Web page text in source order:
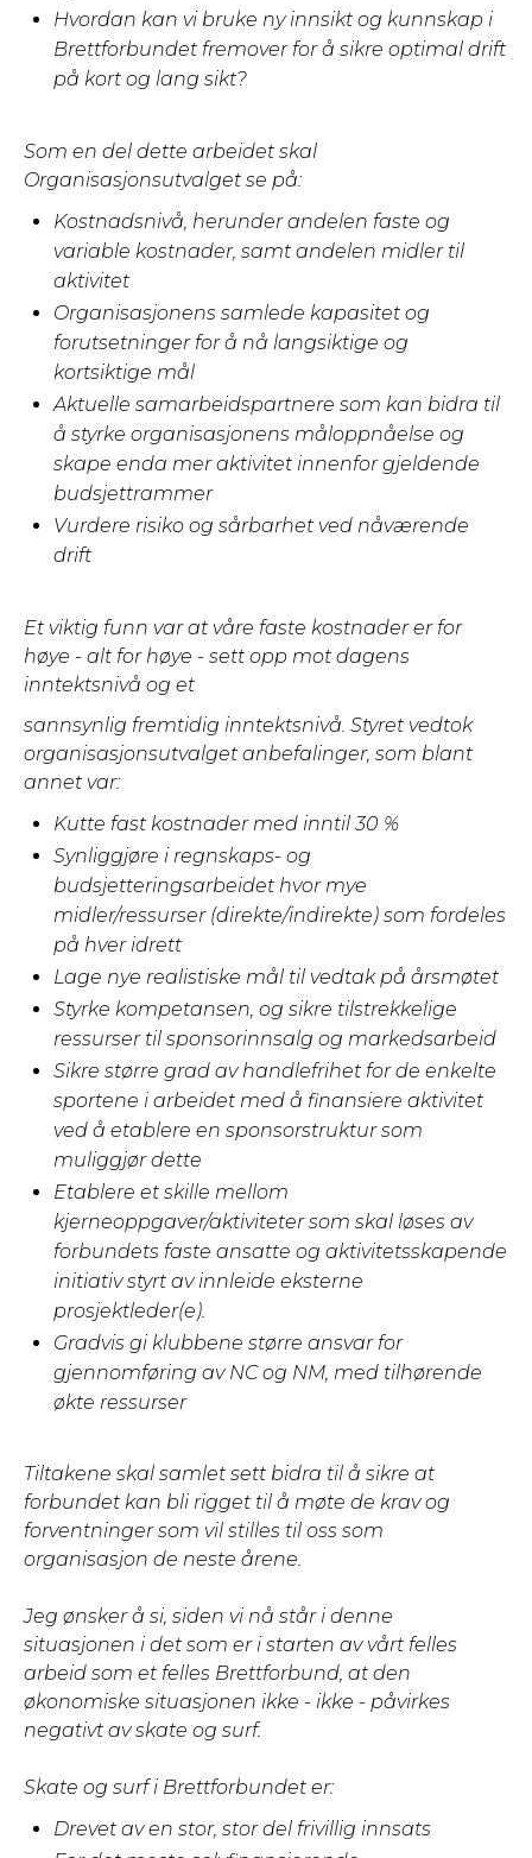
Hvordan kan vi bruke ny innsikt og kunnskap i
Brettforbundet fremover for å sikre optimal drift
på kort og lang sikt?
Som en del dette arbeidet skal
Organisasjonsutvalget se på:
Kostnadsnivå, herunder andelen faste og
variable kostnader, samt andelen midler til
aktivitet
Organisasjonens samlede kapasitet og
forutsetninger for å nå langsiktige og
kortsiktige mål
Aktuelle samarbeidspartnere som kan bidra til
å styrke organisasjonens måloppnåelse og
skape enda mer aktivitet innenfor gjeldende
budsjettrammer
Vurdere risiko og sårbarhet ved nåværende
drift
Et viktig funn var at våre faste kostnader er for
høye - alt for høye - sett opp mot dagens
inntektsnivå og et
sannsynlig fremtidig inntektsnivå. Styret vedtok
organisasjonsutvalget anbefalinger, som blant
annet var:
Kutte fast kostnader med inntil 30 %
Synliggjøre i regnskaps- og
budsjetteringsarbeidet hvor mye
midler/ressurser (direkte/indirekte) som fordeles
på hver idrett
Lage nye realistiske mål til vedtak på årsmøtet
Styrke kompetansen, og sikre tilstrekkelige
ressurser til sponsorinnsalg og markedsarbeid
Sikre større grad av handlefrihet for de enkelte
sportene i arbeidet med å finansiere aktivitet
ved å etablere en sponsorstruktur som
muliggjør dette
Etablere et skille mellom
kjerneoppgaver/aktiviteter som skal løses av
forbundets faste ansatte og aktivitetsskapende
initiativ styrt av innleide eksterne
prosjektleder(e).
Gradvis gi klubbene større ansvar for
gjennomføring av NC og NM, med tilhørende
økte ressurser
Tiltakene skal samlet sett bidra til å sikre at
forbundet kan bli rigget til å møte de krav og
forventninger som vil stilles til oss som
organisasjon de neste årene.
Jeg ønsker å si, siden vi nå står i denne
situasjonen i det som er i starten av vårt felles
arbeid som et felles Brettforbund, at den
økonomiske situasjonen ikke - ikke - påvirkes
negativt av skate og surf.
Skate og surf i Brettforbundet er:
Drevet av en stor, stor del frivillig innsats